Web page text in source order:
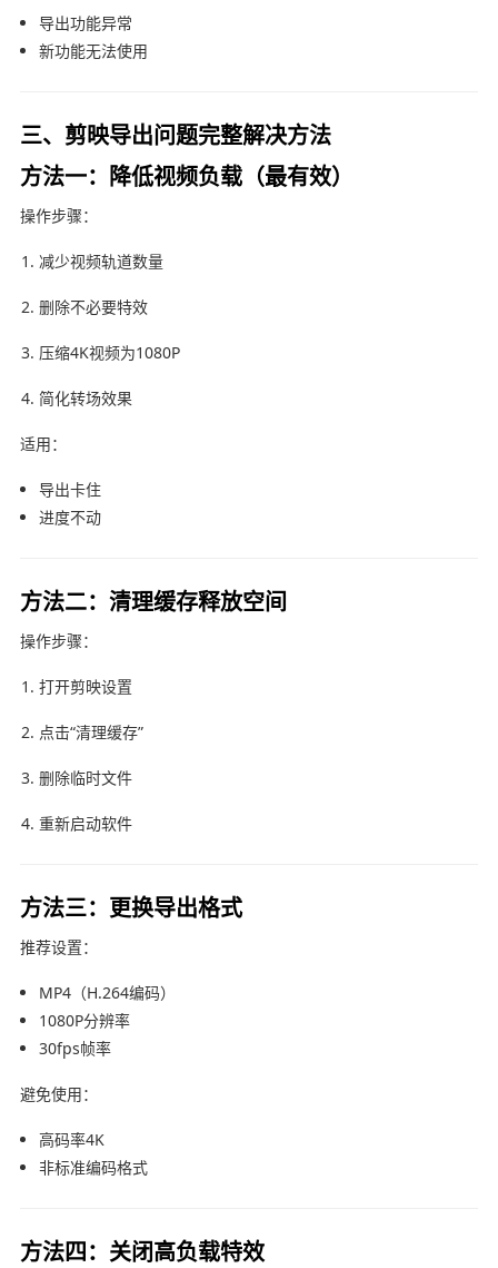
导出功能异常
新功能无法使用
三、剪映导出问题完整解决方法
方法一：降低视频负载（最有效）
操作步骤：
减少视频轨道数量
删除不必要特效
压缩4K视频为1080P
简化转场效果
适用：
导出卡住
进度不动
方法二：清理缓存释放空间
操作步骤：
打开剪映设置
点击“清理缓存”
删除临时文件
重新启动软件
方法三：更换导出格式
推荐设置：
MP4（H.264编码）
1080P分辨率
30fps帧率
避免使用：
高码率4K
非标准编码格式
方法四：关闭高负载特效